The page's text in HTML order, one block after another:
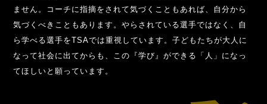
ません。コーチに指摘をされて気づくこともあれば、自分から
気づくべきこともあります。やらされている選手ではなく、自
ら学べる選手をTSAでは重視しています。子どもたちが大人に
なって社会に出てからも、この『学び』ができる「人」になっ
てほしいと願っています。